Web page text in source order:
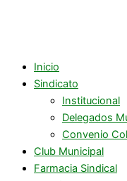
Inicio
Sindicato
Institucional
Delegados
Convenio
Club Municipal
Farmacia Sindical